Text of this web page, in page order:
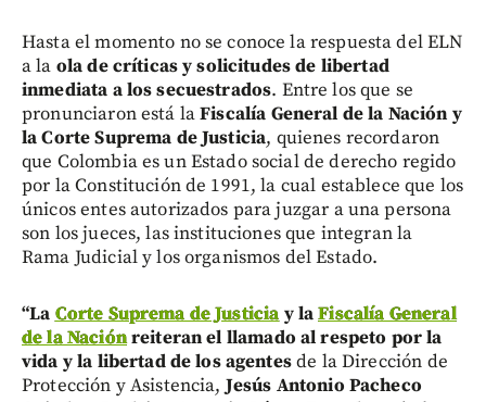
Hasta el momento no se conoce la respuesta del ELN
a la ola de críticas y solicitudes de libertad
inmediata a los secuestrados. Entre los que se
pronunciaron está laFiscalía General de la Nación y
la Corte Suprema de Justicia, quienes recordaron
que Colombia es un Estado social de derecho regido
por la Constitución de 1991, la cual establece que los
únicos entes autorizados para juzgar a una persona
son los jueces, las instituciones que integran la
Rama Judicial y los organismos del Estado.
“La Corte Suprema de Justicia y laFiscalía General
de la Naciónreiteran el llamado al respeto por la
vida y la libertad de los agentesde la Dirección de
Protección y Asistencia,Jesús Antonio Pacheco